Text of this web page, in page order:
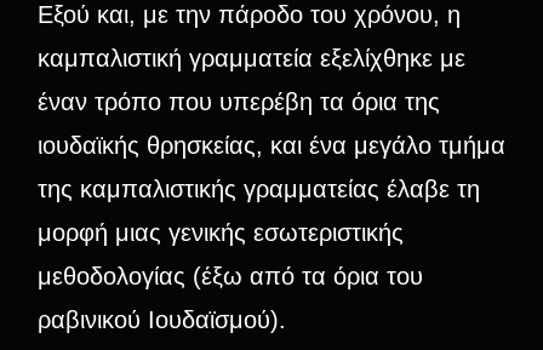
Εξού και, με την πάροδο του χρόνου, η
καμπαλιστική γραμματεία εξελίχθηκε με
έναν τρόπο που υπερέβη τα όρια της
ιουδαϊκής θρησκείας, και ένα μεγάλο τμήμα
της καμπαλιστικής γραμματείας έλαβε τη
μορφή μιας γενικής εσωτεριστικής
μεθοδολογίας (έξω από τα όρια του
ραβινικού Ιουδαϊσμού).